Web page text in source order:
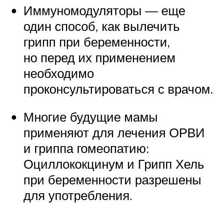
Иммуномодуляторы — еще
один способ, как вылечить
грипп при беременности,
но перед их применением
необходимо
проконсультироваться с врачом.
Многие будущие мамы
применяют для лечения ОРВИ
и гриппа гомеопатию:
Оциллококцинум и Грипп Хель
при беременности разрешены
для употребления.